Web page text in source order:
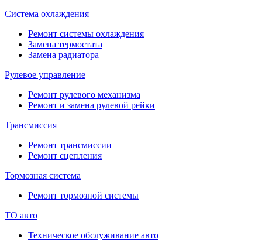
Система охлаждения
Ремонт системы охлаждения
Замена термостата
Замена радиатора
Рулевое управление
Ремонт рулевого механизма
Ремонт и замена рулевой рейки
Трансмиссия
Ремонт трансмиссии
Ремонт сцепления
Тормозная система
Ремонт тормозной системы
ТО авто
Техническое обслуживание авто